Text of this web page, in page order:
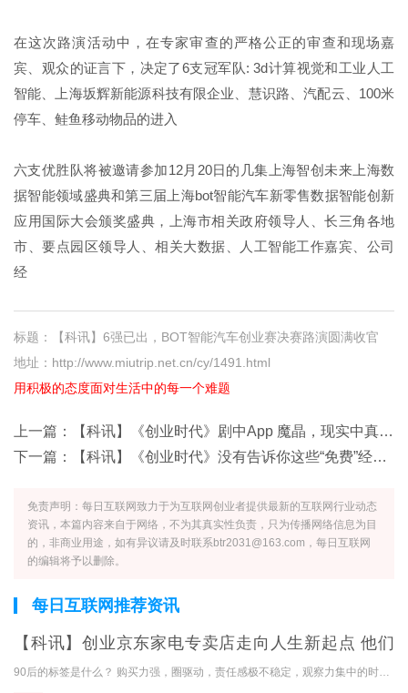
在这次路演活动中，在专家审查的严格公正的审查和现场嘉
宾、观众的证言下，决定了6支冠军队: 3d计算视觉和工业人工
智能、上海坂辉新能源科技有限企业、慧识路、汽配云、100米
停车、鲑鱼移动物品的进入
六支优胜队将被邀请参加12月20日的几集上海智创未来上海数
据智能领域盛典和第三届上海bot智能汽车新零售数据智能创新
应用国际大会颁奖盛典，上海市相关政府领导人、长三角各地
市、要点园区领导人、相关大数据、人工智能工作嘉宾、公司
经
标题：【科讯】6强已出，BOT智能汽车创业赛决赛路演圆满收官
地址：http://www.miutrip.net.cn/cy/1491.html
用积极的态度面对生活中的每一个难题
上一篇：
【科讯】《创业时代》剧中App 魔晶，现实中真的上架了
下一篇：
【科讯】《创业时代》没有告诉你这些“免费”经济学
免责声明：每日互联网致力于为互联网创业者提供最新的互联网行业动态
资讯，本篇内容来自于网络，不为其真实性负责，只为传播网络信息为目
的，非商业用途，如有异议请及时联系btr2031@163.com，每日互联网
的编辑将予以删除。
每日互联网推荐资讯
【科讯】创业京东家电专卖店走向人生新起点 他们
的故事你值得拥有
90后的标签是什么？ 购买力强，圈驱动，责任感极不稳定，观察力集中的时间短，这可能是很多人对这些年轻人固有的印象。 那么，90后镇上青年的标签是什么呢？ 迷茫的网络一代可能